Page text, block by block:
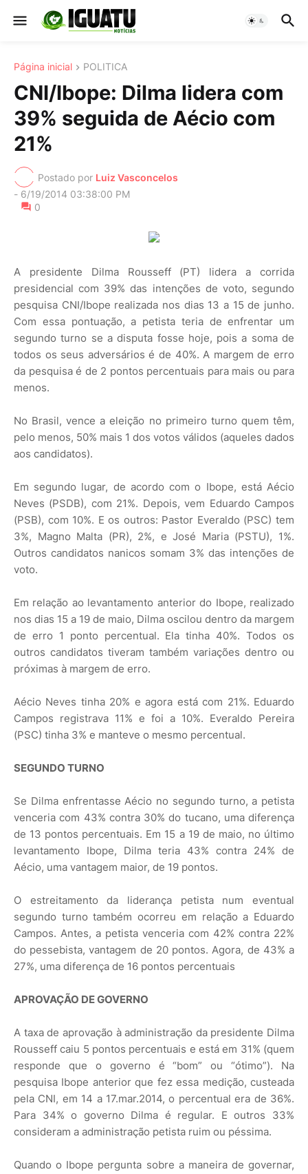
Página inicial POLITICA
CNI/Ibope: Dilma lidera com
39% seguida de Aécio com
21%
Postado por Luiz Vasconcelos
- 6/19/2014 03:38:00 PM
0
A presidente Dilma Rousseff (PT) lidera a corrida
presidencial com 39% das intenções de voto, segundo
pesquisa CNI/Ibope realizada nos dias 13 a 15 de junho.
Com essa pontuação, a petista teria de enfrentar um
segundo turno se a disputa fosse hoje, pois a soma de
todos os seus adversários é de 40%. A margem de erro
da pesquisa é de 2 pontos percentuais para mais ou para
menos.
No Brasil, vence a eleição no primeiro turno quem têm,
pelo menos, 50% mais 1 dos votos válidos (aqueles dados
aos candidatos).
Em segundo lugar, de acordo com o Ibope, está Aécio
Neves (PSDB), com 21%. Depois, vem Eduardo Campos
(PSB), com 10%. E os outros: Pastor Everaldo (PSC) tem
3%, Magno Malta (PR), 2%, e José Maria (PSTU), 1%.
Outros candidatos nanicos somam 3% das intenções de
voto.
Em relação ao levantamento anterior do Ibope, realizado
nos dias 15 a 19 de maio, Dilma oscilou dentro da margem
de erro 1 ponto percentual. Ela tinha 40%. Todos os
outros candidatos tiveram também variações dentro ou
próximas à margem de erro.
Aécio Neves tinha 20% e agora está com 21%. Eduardo
Campos registrava 11% e foi a 10%. Everaldo Pereira
(PSC) tinha 3% e manteve o mesmo percentual.
SEGUNDO TURNO
Se Dilma enfrentasse Aécio no segundo turno, a petista
venceria com 43% contra 30% do tucano, uma diferença
de 13 pontos percentuais. Em 15 a 19 de maio, no último
levantamento Ibope, Dilma teria 43% contra 24% de
Aécio, uma vantagem maior, de 19 pontos.
O estreitamento da liderança petista num eventual
segundo turno também ocorreu em relação a Eduardo
Campos. Antes, a petista venceria com 42% contra 22%
do pessebista, vantagem de 20 pontos. Agora, de 43% a
27%, uma diferença de 16 pontos percentuais
APROVAÇÃO DE GOVERNO
A taxa de aprovação à administração da presidente Dilma
Rousseff caiu 5 pontos percentuais e está em 31% (quem
responde que o governo é “bom” ou “ótimo”). Na
pesquisa Ibope anterior que fez essa medição, custeada
pela CNI, em 14 a 17.mar.2014, o percentual era de 36%.
Para 34% o governo Dilma é regular. E outros 33%
consideram a administração petista ruim ou péssima.
Quando o Ibope pergunta sobre a maneira de governar,